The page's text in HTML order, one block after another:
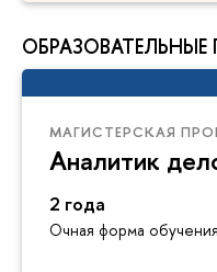
МАГИСТЕРСКАЯ
Аналитик
2 года
Очная форма обучения